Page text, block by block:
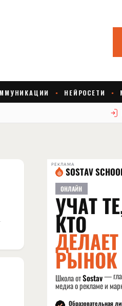
РЕКЛАМА